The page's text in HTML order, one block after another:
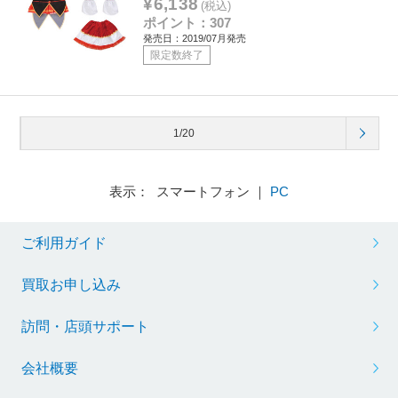
¥6,138 (税込)
ポイント：307
発売日：2019/07月発売
限定数終了
1/20
表示： スマートフォン ｜ PC
ご利用ガイド
買取お申し込み
訪問・店頭サポート
会社概要